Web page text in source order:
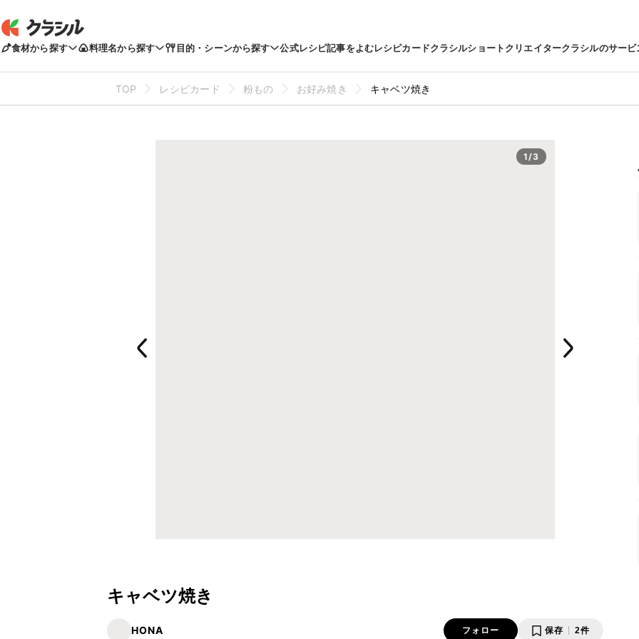
食材から探す 料理名から探す 目的・シーンから探す 公式レシピ記事をよむレシピカードクラシルショートクリエイタークラシルのサービ
TOP レシピカード 粉もの お好み焼き キャベツ焼き
1/3
キャベツ焼き
HONA フォロー 保存 2件